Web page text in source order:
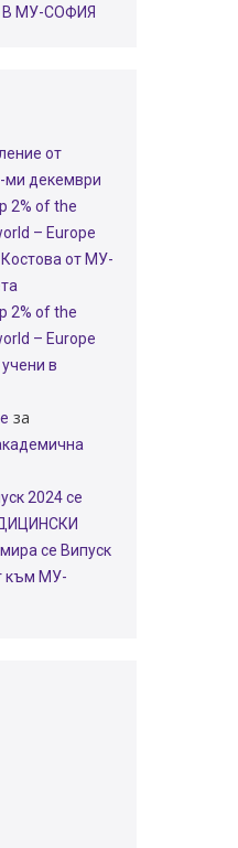
В МУ-СОФИЯ
от
ми декември
2% of the
– Europe
от МУ-
2% of the
– Europe
в
за
2024 се
се Випуск
към МУ-